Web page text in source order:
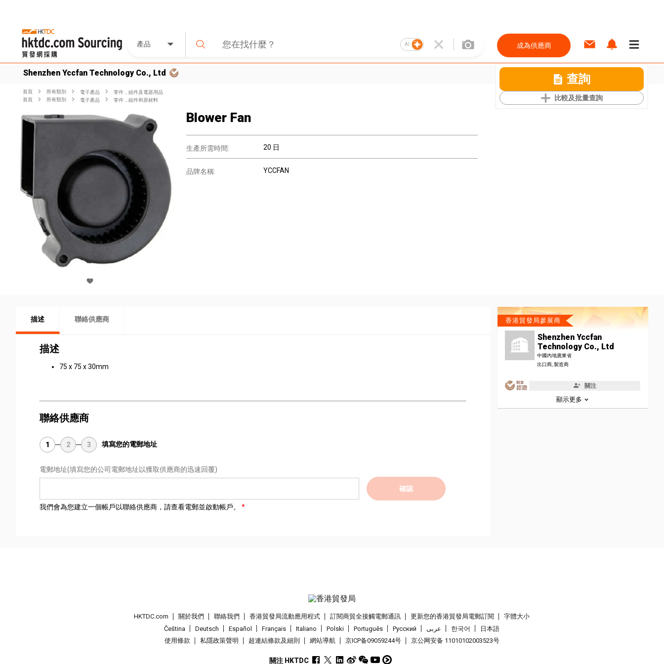
產品 AI 成為供應商
Shenzhen Yccfan Technology Co., Ltd 查詢
比較及批量查詢
首頁 所有類別 電子產品
零件，組件及電器用品
首頁
所有類別 電子產品 零件，組件和原材料
Blower Fan
生產所需時間: 20 日
品牌名稱: YCCFAN
描述 聯絡供應商
描述
75 x 75 x 30mm
聯絡供應商
1 2 3 填寫您的電郵地址
電郵地址(填寫您的公司電郵地址以獲取供應商的迅速回覆)
確認
我們會為您建立一個帳戶以聯絡供應商，請查看電郵並啟動帳戶。
香港貿發局參展商
Shenzhen Yccfan
Technology Co., Ltd
中國內地廣東省
出口商, 製造商
關注
顯示更多
HKTDC.com 關於我們 聯絡我們 香港貿發局流動應用程式 訂閱商貿全接觸電郵通訊 更新您的香港貿發局電郵訂閱
字體大小
Čeština
Deutsch Español Français Italiano Polski Português Pусский عربى 한국어
日本語
使用條款
私隱政策聲明 超連結條款及細則 網站導航 京ICP备09059244号 京公网安备 11010102003523号
關注 HKTDC